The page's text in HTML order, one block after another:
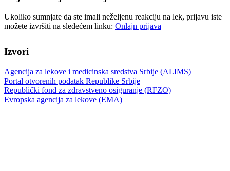
Ukoliko sumnjate da ste imali neželjenu reakciju na lek, prijavu iste
možete izvršiti na sledećem linku: Onlajn prijava
Izvori
Agencija za lekove i medicinska sredstva Srbije (ALIMS)
Portal otvorenih podatak Republike Srbije
Republički fond za zdravstveno osiguranje (RFZO)
Evropska agencija za lekove (EMA)